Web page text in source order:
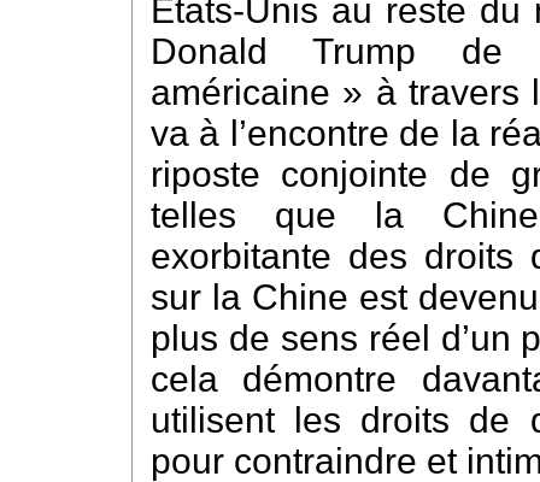
États-Unis au reste du
Donald Trump de
américaine » à travers
va à l’encontre de la
riposte conjointe de
telles que la
exorbitante des droits
sur la Chine est
plus de sens réel d’un
cela démontre
utilisent les droits de
pour contraindre et